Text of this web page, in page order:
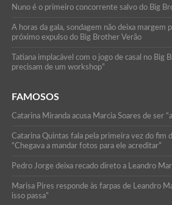
Nuno é o primeiro concorrente salvo do Big
A horas da gala, sondagem não deixa margem
próximo expulso do Big Brother Verão
Tatiana implacável com o jogo de casal no Big
precisam de um workshop”
FAMOSOS
Catarina Miranda acusa Marcia Soares de ser
Catarina Quintas fala pela primeira vez do fim
“Chegava a mandar fotos para ele acreditar”
Pedro Jorge deixa recado direto a Leandro
Marisa Pires responde às farpas de Leandro
isso passa”